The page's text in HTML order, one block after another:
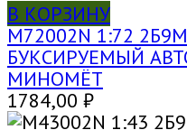
В КОРЗИНУ
M72002N 1:72
БУКСИРУЕМЫЙ
МИНОМЁТ
1784,00 ₽